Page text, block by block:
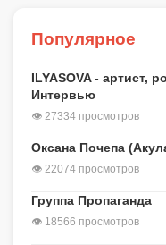
Популярное
ILYASOVA - артист,
Интервью
👁 27334 просмотров
Оксана Почепа
👁 22074 просмотров
Группа Пропаганда
👁 18566 просмотров